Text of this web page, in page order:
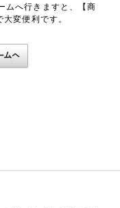
ムへ行きますと、【商
変便利です。